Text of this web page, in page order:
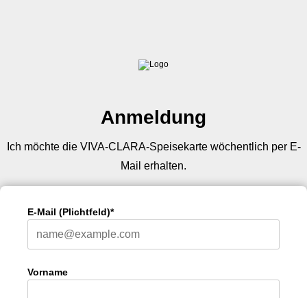
Anmeldung
Ich möchte die VIVA-CLARA-Speisekarte wöchentlich per E-
Mail erhalten.
E-Mail (Plichtfeld)*
Vorname